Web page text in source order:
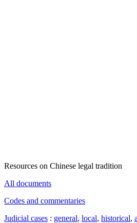
Resources on Chinese legal tradition
All documents
Codes and commentaries
Judicial cases : general, local, historical,